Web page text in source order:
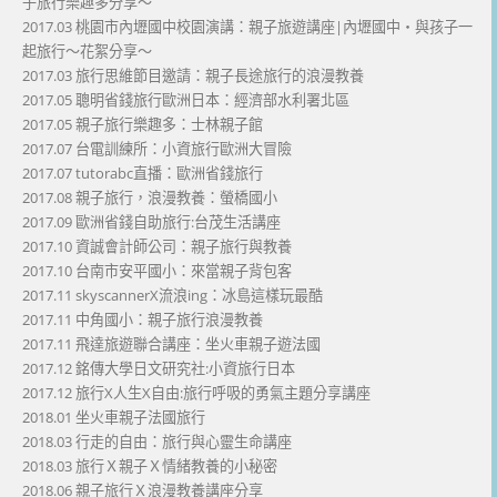
2017.03 桃園市內壢國中校園演講：親子旅遊講座|內壢國中・與孩子一
起旅行～花絮分享～
2017.03 旅行思維節目邀請：親子長途旅行的浪漫教養
2017.05 聰明省錢旅行歐洲日本：經濟部水利署北區
2017.05 親子旅行樂趣多：士林親子館
2017.07 台電訓練所：小資旅行歐洲大冒險
2017.07 tutorabc直播：歐洲省錢旅行
2017.08 親子旅行，浪漫教養：螢橋國小
2017.09 歐洲省錢自助旅行:台茂生活講座
2017.10 資誠會計師公司：親子旅行與教養
2017.10 台南市安平國小：來當親子背包客
2017.11 skyscannerX流浪ing：冰島這樣玩最酷
2017.11 中角國小：親子旅行浪漫教養
2017.11 飛達旅遊聯合講座：坐火車親子遊法國
2017.12 銘傳大學日文研究社:小資旅行日本
2017.12 旅行X人生X自由:旅行呼吸的勇氣主題分享講座
2018.01 坐火車親子法國旅行
2018.03 行走的自由：旅行與心靈生命講座
2018.03 旅行Ｘ親子Ｘ情緒教養的小秘密
2018.06 親子旅行Ｘ浪漫教養講座分享